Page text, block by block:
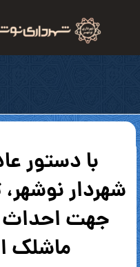
با دستور
شهردار
جهت احداث
ماشلک